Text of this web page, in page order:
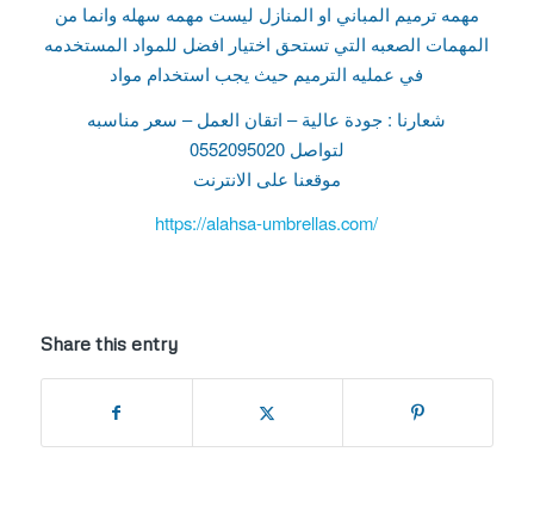
مهمه ترميم المباني او المنازل ليست مهمه سهله وانما من
المهمات الصعبه التي تستحق اختيار افضل للمواد المستخدمه
في عمليه الترميم حيث يجب استخدام مواد
شعارنا : جودة عالية – اتقان العمل – سعر مناسبه
لتواصل 0552095020
موقعنا على الانترنت
https://alahsa-umbrellas.com/
Share this entry